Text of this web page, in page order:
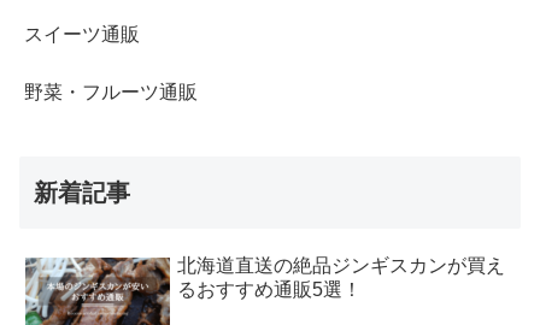
スイーツ通販
野菜・フルーツ通販
新着記事
北海道直送の絶品ジンギスカンが買え
るおすすめ通販5選！